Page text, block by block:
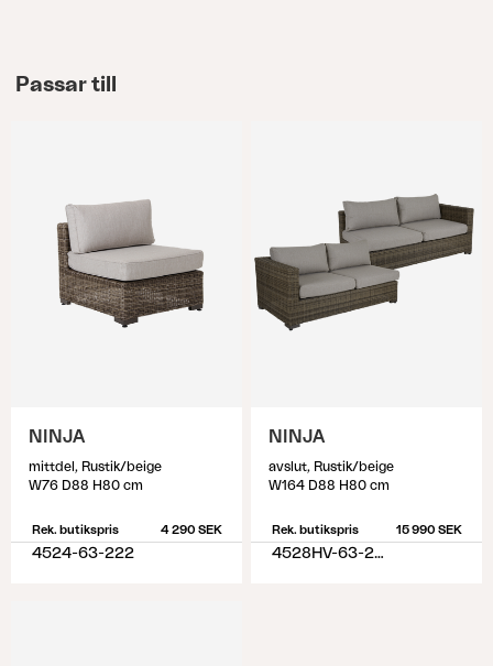
Passar till
NINJA
mittdel, Rustik/beige
W76 D88 H80 cm
Rek. butikspris 4 290 SEK
4524-63-222
NINJA
avslut, Rustik/beige
W164 D88 H80 cm
Rek. butikspris 15 990 SEK
4528HV-63-222